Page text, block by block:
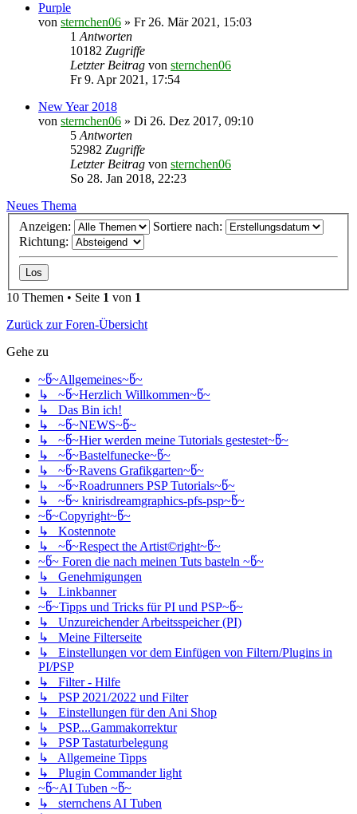
Purple
von sternchen06 » Fr 26. Mär 2021, 15:03
1 Antworten
10182 Zugriffe
Letzter Beitrag von sternchen06
Fr 9. Apr 2021, 17:54
New Year 2018
von sternchen06 » Di 26. Dez 2017, 09:10
5 Antworten
52982 Zugriffe
Letzter Beitrag von sternchen06
So 28. Jan 2018, 22:23
Neues Thema
Anzeigen:
Sortiere nach:
Richtung:
10 Themen • Seite 1 von 1
Zurück zur Foren-Übersicht
Gehe zu
~წ~Allgemeines~წ~
↳ ~წ~Herzlich Willkommen~წ~
↳ Das Bin ich!
↳ ~წ~NEWS~წ~
↳ ~წ~Hier werden meine Tutorials gestestet~წ~
↳ ~წ~Bastelfunecke~წ~
↳ ~წ~Ravens Grafikgarten~წ~
↳ ~წ~Roadrunners PSP Tutorials~წ~
↳ ~წ~ knirisdreamgraphics-pfs-psp~წ~
~წ~Copyright~წ~
↳ Kostennote
↳ ~წ~Respect the Artist©right~წ~
~წ~ Foren die nach meinen Tuts basteln ~წ~
↳ Genehmigungen
↳ Linkbanner
~წ~Tipps und Tricks für PI und PSP~წ~
↳ Unzureichender Arbeitsspeicher (PI)
↳ Meine Filterseite
↳ Einstellungen vor dem Einfügen von Filtern/Plugins in
PI/PSP
↳ Filter - Hilfe
↳ PSP 2021/2022 und Filter
↳ Einstellungen für den Ani Shop
↳ PSP....Gammakorrektur
↳ PSP Tastaturbelegung
↳ Allgemeine Tipps
↳ Plugin Commander light
~წ~AI Tuben ~წ~
↳ sternchens AI Tuben